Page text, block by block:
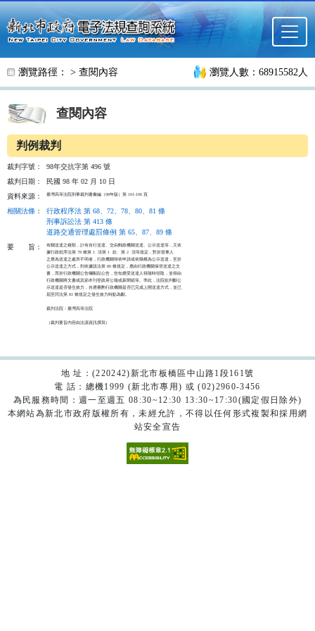
跳至主要內容
瀏覽路徑： > 查閱內容 瀏覽人數：68915582人
查閱內容
判例裁判
裁判字號：
98年交抗字第 496 號
裁判日期：
民國 98 年 02 月 10 日
資料來源：
臺灣高等法院刑事裁判書彙編（98年版）第 101-106 頁
相關法條 ：
行政程序法 第 68、72、78、80、81 條
刑事訴訟法 第 413 條
道路交通管理處罰條例 第 65、87、89 條
要
旨：
有關送達之種類，計有自行送達、交由郵政機關送達、公示送達等，又依
據行政程序法第 78 條第 1  項第 1  款、第 2  項等規定，對於當事人
之應為送達之處所不明者，行政機關得依申請或依職權為公示送達，至於
公示送達之方式，則依據該法第 80 條規定，應由行政機關保管送達之文
書，而於行政機關公告欄黏貼公告，告知應受送達人得隨時領取，並得由
行政機關將文書或其節本刊登政府公報或新聞紙等。準此，法院欲判斷公
示送達是否發生效力，自應審酌行政機關是否已完成上開送達方式，並已
屆至同法第 81 條規定之發生效力時點為斷。
裁判法院：臺灣高等法院
（裁判要旨內容由法源資訊撰寫）
地 址：(220242)新北市板橋區中山路1段161號
電 話：總機1999 (新北市專用) 或 (02)2960-3456
為民服務時間：週一至週五 08:30~12:30 13:30~17:30(國定假日除外)
本網站為新北市政府版權所有，未經允許，不得以任何形式複製和採用網
站安全宣告